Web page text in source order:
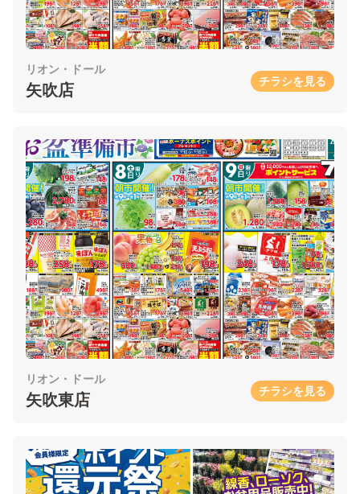
リオン・ドール
矢吹店 チラシを見る
リオン・ドール
矢吹東店 チラシを見る